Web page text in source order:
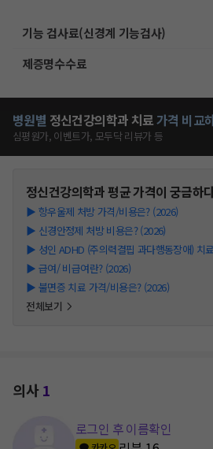
기능 검사료(신경계 기능검사)
제증명수수료
병원별 정신건강의학과 치료가격 비교
심평원가, 이벤트가, 모두닥 리뷰가 등
정신건강의학과평균 가격이 궁금하
▶ 항우울제 처방 가격/비용은? (2026)
▶ 신경안정제 처방 비용은? (2026)
▶ 성인 ADHD (주의력결핍 과다행동장애) 치
▶ 급여/ 비급여란? (2026)
▶ 불면증 치료 가격/비용은? (2026)
전체보기
의사1
로그인 후 이름확인